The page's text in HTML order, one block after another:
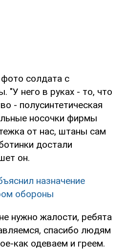
солдата с
"У него в руках - то, что
- полусинтетическая
носочки фирмы
от нас, штаны сам
достали
он.
назначение
обороны
нужно жалости, ребята
спасибо людям
как одеваем и греем.